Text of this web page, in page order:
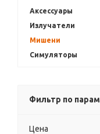
Аксессуары
Излучатели
Мишени
Симуляторы
Фильтр по
Цена